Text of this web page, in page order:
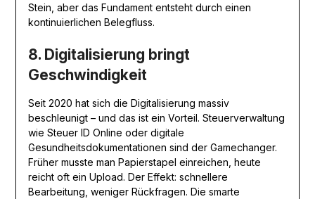
Stein, aber das Fundament entsteht durch einen
kontinuierlichen Belegfluss.
8. Digitalisierung bringt
Geschwindigkeit
Seit 2020 hat sich die Digitalisierung massiv
beschleunigt – und das ist ein Vorteil. Steuerverwaltung
wie Steuer ID Online oder digitale
Gesundheitsdokumentationen sind der Gamechanger.
Früher musste man Papierstapel einreichen, heute
reicht oft ein Upload. Der Effekt: schnellere
Bearbeitung, weniger Rückfragen. Die smarte